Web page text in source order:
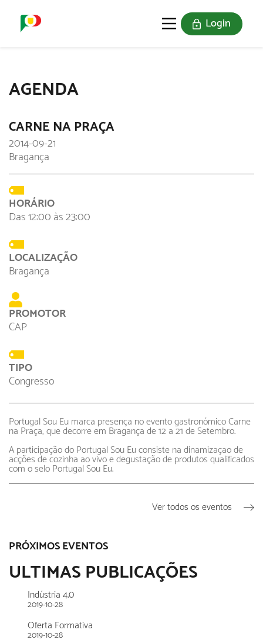
Login
AGENDA
CARNE NA PRAÇA
2014-09-21
Bragança
HORÁRIO
Das 12:00 às 23:00
LOCALIZAÇÃO
Bragança
PROMOTOR
CAP
TIPO
Congresso
Portugal Sou Eu marca presença no evento gastronómico Carne
na Praça, que decorre em Bragança de 12 a 21 de Setembro.
A participação do Portugal Sou Eu consiste na dinamizaçao de
acções de cozinha ao vivo e degustação de produtos qualificados
com o selo Portugal Sou Eu.
Ver todos os eventos
PRÓXIMOS EVENTOS
ULTIMAS PUBLICAÇÕES
Indústria 4.0
2019-10-28
Oferta Formativa
2019-10-28